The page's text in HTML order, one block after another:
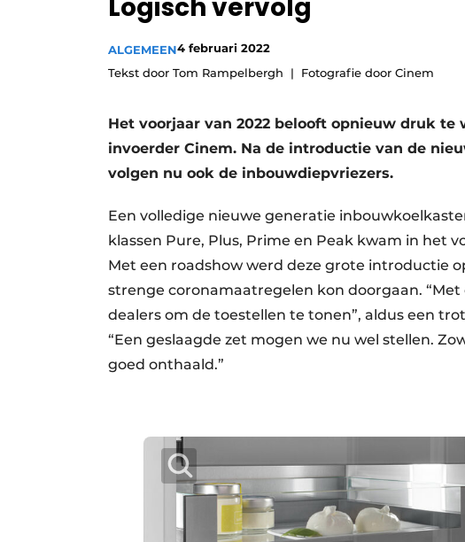
Vacature aanmelden
Video’s
Logisch vervolg
ALGEMEEN4 februari 2022
Tekst door Tom Rampelbergh
Fotografie door Cinem
Het voorjaar van 2022 belooft opnieuw druk
invoerder Cinem. Na de introductie van de
volgen nu ook de inbouwdiepvriezers.
Een volledige nieuwe generatie
klassen Pure, Plus, Prime en Peak kwam in het
Met een roadshow werd deze grote introductie
strenge coronamaatregelen kon doorgaan.
dealers om de toestellen te tonen”, aldus een
“Een geslaagde zet mogen we nu wel stellen.
goed onthaald.”